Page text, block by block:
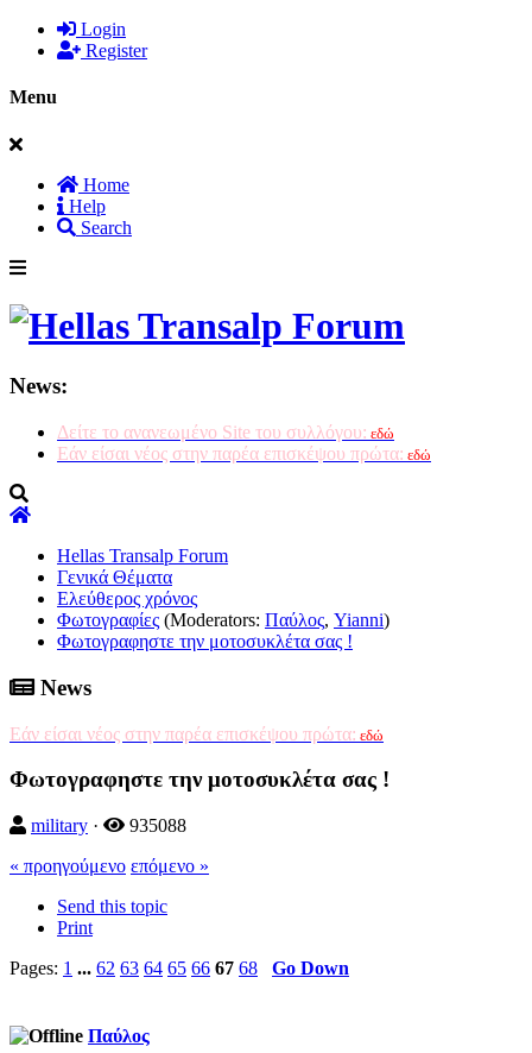
Login
Register
Menu
Home
Help
Search
News:
Δείτε το ανανεωμένο Site του συλλόγου: εδώ
Εάν είσαι νέος στην παρέα επισκέψου πρώτα: εδώ
Hellas Transalp Forum
Γενικά Θέματα
Ελεύθερος χρόνος
Φωτογραφίες (Moderators: Παύλος, Yianni)
Φωτογραφηστε την μοτοσυκλέτα σας !
News
Εάν είσαι νέος στην παρέα επισκέψου πρώτα: εδώ
Φωτογραφηστε την μοτοσυκλέτα σας !
military ·
935088
« προηγούμενο επόμενο »
Send this topic
Print
Pages: 1 ... 62 63 64 65 66 67 68 Go Down
Παύλος